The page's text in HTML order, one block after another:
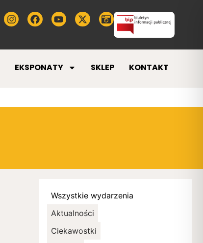
EKSPONATY SKLEP KONTAKT
Aktualności
Ciekawostki
Wszystkie wydarzenia